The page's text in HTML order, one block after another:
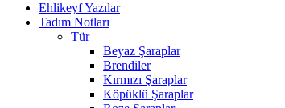
Ehlikeyf Yazılar
Tadım Notları
Tür
Beyaz Şaraplar
Brendiler
Kırmızı Şaraplar
Köpüklü Şaraplar